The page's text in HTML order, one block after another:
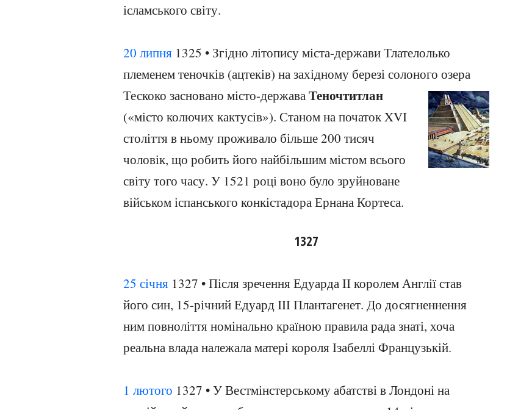
ісламського світу.
20 липня 1325 • Згідно літопису міста-держави Тлателолько
племенем теночків (ацтеків) на західному березі солоного озера
Тескоко засновано місто-державаТеночтитлан
(«місто колючих кактусів»). Станом на початок XVI
століття в ньому проживало більше 200 тисяч
чоловік, що робить його найбільшим містом всього
світу того часу. У 1521 році воно було зруйноване
військом іспанського конкістадора Ернана Кортеса.
1327
25 січня 1327 • Після зречення Едуарда II королем Англії став
його син, 15-річний Едуард III Плантагенет. До досягненнення
ним повноліття номінально країною правила рада знаті, хоча
реальна влада належала матері короля Ізабеллі Французькій.
1 лютого 1327 • У Вестмінстерському абатстві в Лондоні на